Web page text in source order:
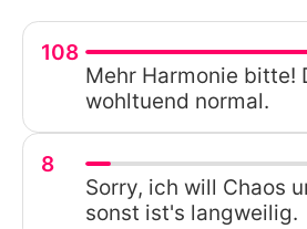
108
Mehr Harmonie bitte!
wohltuend normal.
8
Sorry, ich will Chaos
sonst ist's langweilig.